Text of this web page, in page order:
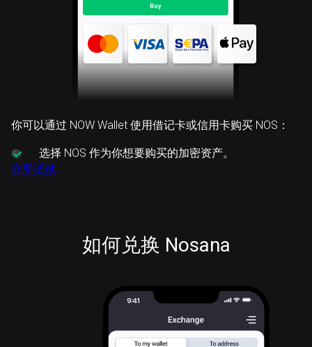
你可以通过 NOW Wallet 使用借记卡或信用卡购买 NOS：
选择 NOS 作为你想要购买的加密资产。
立即试试
如何兑换 Nosana